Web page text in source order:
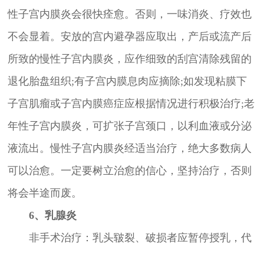
性子宫内膜炎会很快痊愈。否则，一味消炎、疗效也
不会显着。安放的宫内避孕器应取出，产后或流产后
所致的慢性子宫内膜炎，应作细致的刮宫清除残留的
退化胎盘组织;有子宫内膜息肉应摘除;如发现粘膜下
子宫肌瘤或子宫内膜癌症应根据情况进行积极治疗;老
年性子宫内膜炎，可扩张子宫颈口，以利血液或分泌
液流出。慢性子宫内膜炎经适当治疗，绝大多数病人
可以治愈。一定要树立治愈的信心，坚持治疗，否则
将会半途而废。
6、乳腺炎
非手术治疗：乳头皲裂、破损者应暂停授乳，代